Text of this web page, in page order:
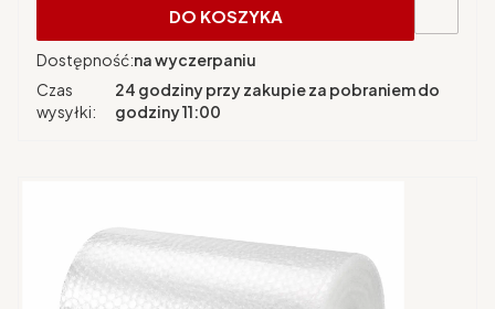
DO KOSZYKA
Dostępność:na wyczerpaniu
Czas
wysyłki:
24 godziny przy zakupie za pobraniem do
godziny 11:00